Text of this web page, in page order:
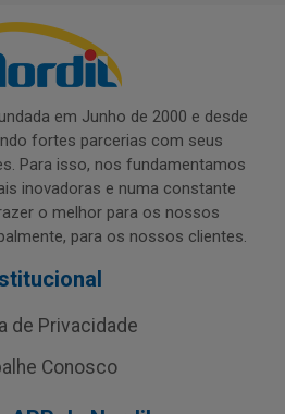
em Junho de 2000 e desde
fortes parcerias com seus
Para isso, nos fundamentamos
inovadoras e numa constante
o melhor para os nossos
para os nossos clientes.
de Privacidade
Conosco